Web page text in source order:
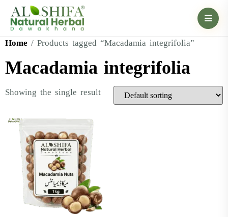
Home / Products tagged “Macadamia integrifolia”
Macadamia integrifolia
Showing the single result